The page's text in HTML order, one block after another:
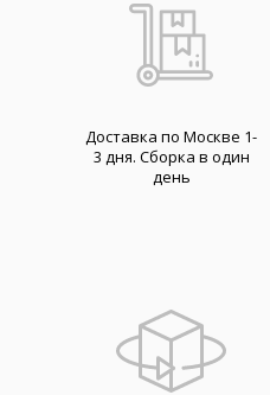
Доставка по Москве 1-
3 дня. Cборка в один
день